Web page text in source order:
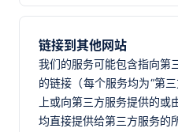
链接到其他网站
我们的服务可能包含指向第
的链接（每个服务均为“第
上或向第三方服务提供的
均直接提供给第三方服务的